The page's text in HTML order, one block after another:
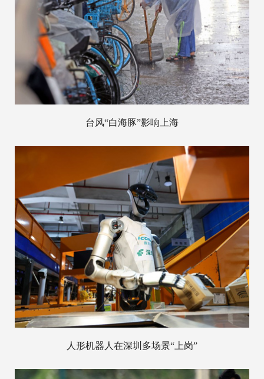
台风“白海豚”影响上海
人形机器人在深圳多场景“上岗”